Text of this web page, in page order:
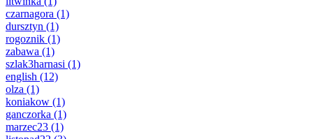
czarnagora (1)
dursztyn (1)
rogoznik (1)
zabawa (1)
szlak3harnasi (1)
english (12)
olza (1)
koniakow (1)
ganczorka (1)
marzec23 (1)